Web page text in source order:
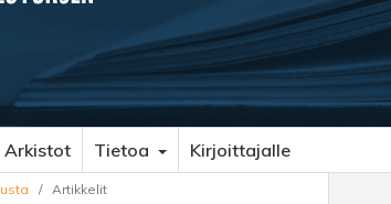
Arkistot Tietoa Kirjoittajalle
/ Artikkelit